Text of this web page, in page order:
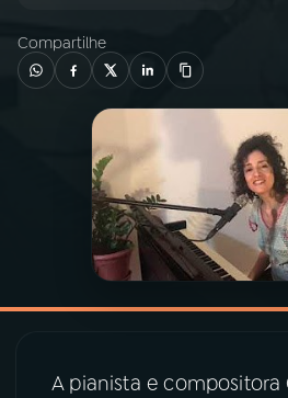
03PROGRAMAÇÃO
PROGRAMAS
PODCASTS
VIDEOCASTS
Compartilhe
A pianista e compositora